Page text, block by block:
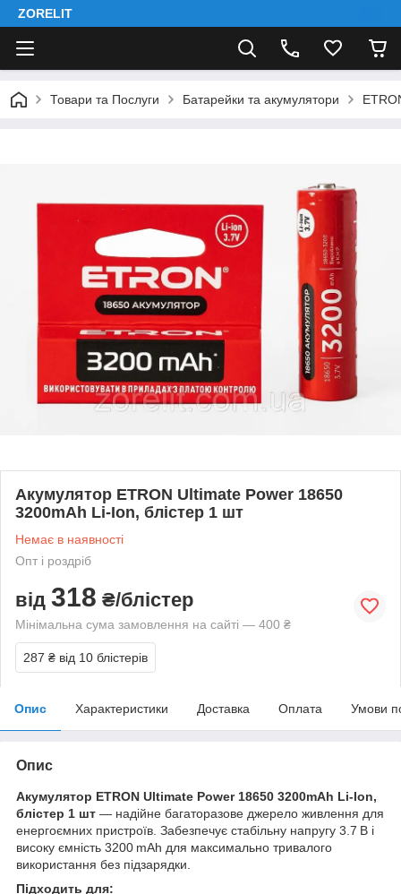
ZORELIT
Товари та Послуги Батарейки та акумулятори
Акумулятор ETRON Ultimate Power 18650
3200mAh Li-Ion, блістер 1 шт
Немає в наявності
Опт і роздріб
від 318 ₴/блістер
Мінімальна сума замовлення на сайті — 400 ₴
287 ₴ від 10 блістерів
Опис Характеристики Доставка Оплата Умови
Опис
Акумулятор ETRON Ultimate Power 18650 3200mAh Li-Ion,
блістер 1 шт — надійне багаторазове джерело живлення для
енергоємних пристроїв. Забезпечує стабільну напругу 3.7 В і
високу ємність 3200 mAh для максимально тривалого
використання без підзарядки.
Підходить для: